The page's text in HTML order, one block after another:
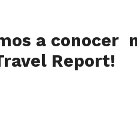
a conocer
Report!